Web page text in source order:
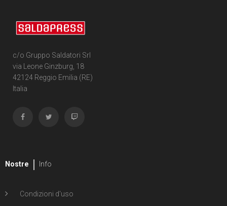
c/o Gruppo Saldatori Srl
via Leone Ginzburg, 18
42124 Reggio Emilia (RE)
Italia
Nostre Info
Condizioni d'uso